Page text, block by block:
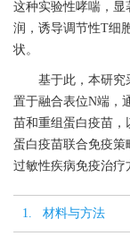
这种实验性哮喘，
润，诱导调节性T细
状。
基于此，本研究
置于融合表位N端，
苗和重组蛋白疫苗，
蛋白疫苗联合免疫
过敏性疾病免疫治疗
1. 材料与方法